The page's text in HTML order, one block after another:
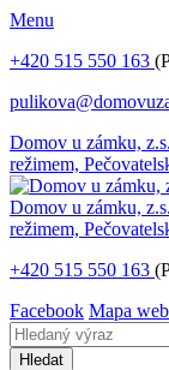
Menu
+420 515 550 163
Domov u zámku,
režimem,
Domov u zámku,
režimem,
+420 515 550 163
Facebook Mapa
Hledat